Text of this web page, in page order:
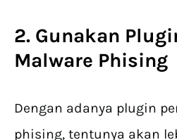
2. Gunakan
Malware Phising
Dengan adanya plugin
phising, tentunya akan